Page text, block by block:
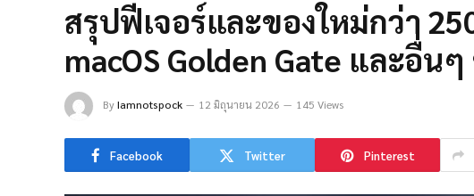
สรุปฟีเจอร์และของใหม่กว่า
macOS Golden Gate และอื่น
ByIamnotspock 12 มิถุนายน 2026 145 Views
Facebook Twitter Pinterest